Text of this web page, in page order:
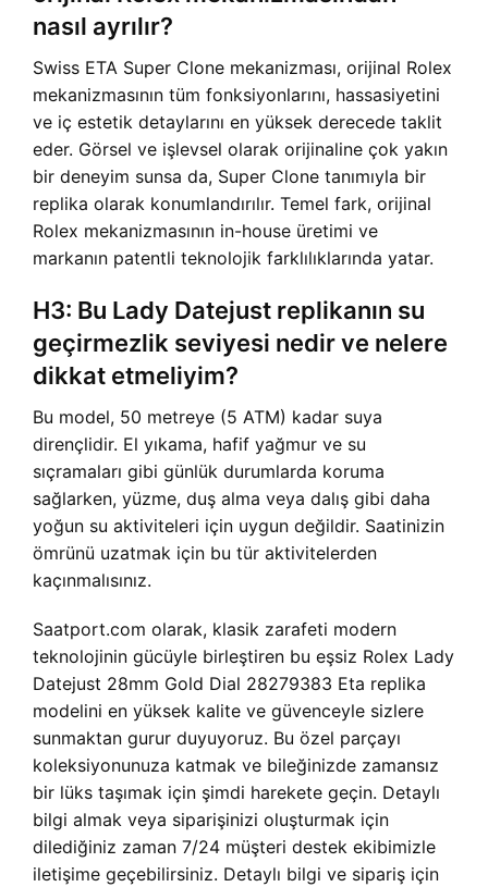
nasıl ayrılır?
Swiss ETA Super Clone mekanizması, orijinal Rolex
mekanizmasının tüm fonksiyonlarını, hassasiyetini
ve iç estetik detaylarını en yüksek derecede taklit
eder. Görsel ve işlevsel olarak orijinaline çok yakın
bir deneyim sunsa da, Super Clone tanımıyla bir
replika olarak konumlandırılır. Temel fark, orijinal
Rolex mekanizmasının in-house üretimi ve
markanın patentli teknolojik farklılıklarında yatar.
H3: Bu Lady Datejust replikanın su
geçirmezlik seviyesi nedir ve nelere
dikkat etmeliyim?
Bu model, 50 metreye (5 ATM) kadar suya
dirençlidir. El yıkama, hafif yağmur ve su
sıçramaları gibi günlük durumlarda koruma
sağlarken, yüzme, duş alma veya dalış gibi daha
yoğun su aktiviteleri için uygun değildir. Saatinizin
ömrünü uzatmak için bu tür aktivitelerden
kaçınmalısınız.
Saatport.com olarak, klasik zarafeti modern
teknolojinin gücüyle birleştiren bu eşsiz Rolex Lady
Datejust 28mm Gold Dial 28279383 Eta replika
modelini en yüksek kalite ve güvenceyle sizlere
sunmaktan gurur duyuyoruz. Bu özel parçayı
koleksiyonunuza katmak ve bileğinizde zamansız
bir lüks taşımak için şimdi harekete geçin. Detaylı
bilgi almak veya siparişinizi oluşturmak için
dilediğiniz zaman 7/24 müşteri destek ekibimizle
iletişime geçebilirsiniz. Detaylı bilgi ve sipariş için